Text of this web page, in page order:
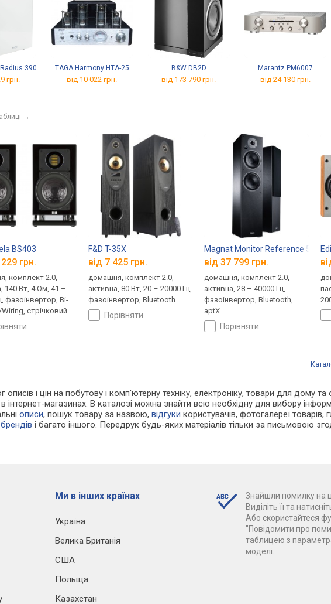
390
грн.
TAGA Harmony HTA-25
від 10 022 грн.
B&W DB2D
від 173 790 грн.
Marantz PM6007
від 24 130 грн.
→
BS403
грн.
комплект 2.0,
140 Вт, 4 Ом, 41 –
фазоінвертор, Bi-
стрічковий
F&D T-35X
від 7 425 грн.
домашня, комплект 2.0,
активна, 80 Вт, 20 – 20000 Гц,
фазоінвертор, Bluetooth
порівняти
Magnat Monitor Reference 5A
від 37 799 грн.
домашня, комплект 2.0,
активна, 28 – 40000 Гц,
фазоінвертор, Bluetooth,
aptX
порівняти
описів і цін на побутову і комп'ютерну техніку, електроніку, товари для дому
інтернет-магазинах. В каталозі можна знайти всю необхідну для вибору
описи, пошук товару за назвою,відгуки користувачів, фотогалереї товарів,
і багато іншого. Передрук будь-яких матеріалів тільки за письмовою
Ми в інших країнах
Україна
Велика Британія
США
Польща
Казахстан
Знайшли помилку на
Виділіть її та
Або скористайтеся
"Повідомити про
таблицею з
моделі.